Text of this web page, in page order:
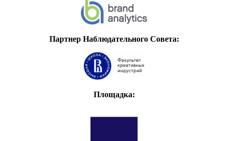
Партнер Наблюдательного Совета:
Площадка: